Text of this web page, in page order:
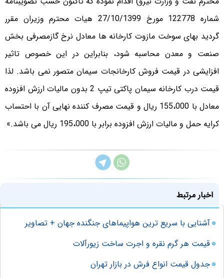
شماره 122778 مورخ 27/10/1399 هیات محترم وزیران مقرر
گردید بهای سوخت مازوت کارخانه ها معادل نرخ گازمصرفی بخش
صنعت و معدن محاسبه شود، بنابراین در این خصوص تاثیر
افزایشی در قیمت فروش کارخانجات سیمان متصور نمی باشد. لذا
قیمت درب کارخانه سیمان پاکتی تیپ 2 بدون مالیات ارزش افزوده
معادل با 155،000 ریال و قیمت مصرف کننده نهایی آن با احتساب
کرایه حمل و مالیات ارزش افزوده برابر با 195،000 ریال می باشد.»
اخبار مرتبط
آشنایی با سریع‌ ترین هواپیماهای جنگنده‌ جهان + تصاویر
قیمت هر گرم نقره و اجرت ساخت زیورآلات
جدول قیمت انواع فرش در بازار تهران